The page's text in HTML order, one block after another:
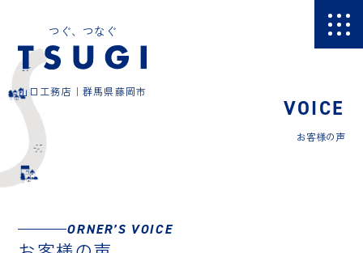
つぐ、つなぐ
山口工務店｜群馬県藤岡市
VOICE
お客様の声
ORNER’S VOICE